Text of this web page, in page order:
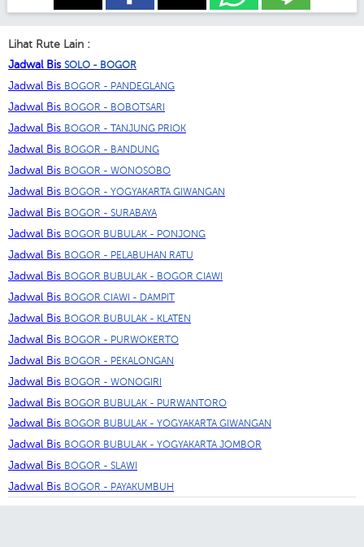
Lihat Rute Lain :
Jadwal Bis SOLO - BOGOR
Jadwal Bis BOGOR - PANDEGLANG
Jadwal Bis BOGOR - BOBOTSARI
Jadwal Bis BOGOR - TANJUNG PRIOK
Jadwal Bis BOGOR - BANDUNG
Jadwal Bis BOGOR - WONOSOBO
Jadwal Bis BOGOR - YOGYAKARTA GIWANGAN
Jadwal Bis BOGOR - SURABAYA
Jadwal Bis BOGOR BUBULAK - PONJONG
Jadwal Bis BOGOR - PELABUHAN RATU
Jadwal Bis BOGOR BUBULAK - BOGOR CIAWI
Jadwal Bis BOGOR CIAWI - DAMPIT
Jadwal Bis BOGOR BUBULAK - KLATEN
Jadwal Bis BOGOR - PURWOKERTO
Jadwal Bis BOGOR - PEKALONGAN
Jadwal Bis BOGOR - WONOGIRI
Jadwal Bis BOGOR BUBULAK - PURWANTORO
Jadwal Bis BOGOR BUBULAK - YOGYAKARTA GIWANGAN
Jadwal Bis BOGOR BUBULAK - YOGYAKARTA JOMBOR
Jadwal Bis BOGOR - SLAWI
Jadwal Bis BOGOR - PAYAKUMBUH